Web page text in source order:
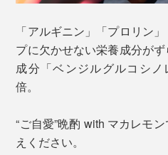
「アルギニン」「プロリン
プに欠かせない栄養成分が
成分「ベンジルグルコシ
倍。
“ご自愛”晩酌 with マカレモ
えください。